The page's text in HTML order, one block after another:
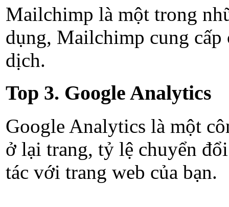
Mailchimp là một trong
dụng, Mailchimp cung cấp
dịch.
Top 3. Google Analytics
Google Analytics là một
ở lại trang, tỷ lệ chuyển
tác với trang web của bạn.